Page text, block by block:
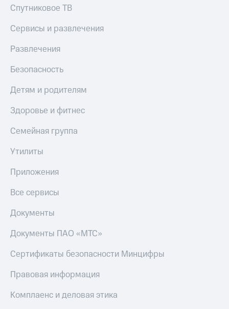
Спутниковое ТВ
Сервисы и развлечения
Развлечения
Безопасность
Детям и родителям
Здоровье и фитнес
Семейная группа
Утилиты
Приложения
Все сервисы
Документы
Документы ПАО «МТС»
Сертификаты безопасности Минцифры
Правовая информация
Комплаенс и деловая этика